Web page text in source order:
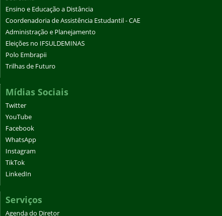
Ensino e Educação a Distância
Coordenadoria de Assistência Estudantil - CAE
Administração e Planejamento
Eleições no IFSULDEMINAS
Polo Embrapii
Trilhas de Futuro
Mídias Sociais
Twitter
YouTube
Facebook
WhatsApp
Instagram
TikTok
LinkedIn
Serviços
Agenda do Diretor